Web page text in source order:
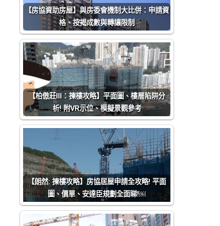
【房協資助房屋】與房委會機制大比併：申請資
格、按揭成數與轉讓限制
【柏傲莊III：揀樓攻略】平面圖、樓層陷阱分
析! 附VR示位、模擬景觀參考
【朗然: 揀樓攻略】房協居屋申請全攻略! 平面
圖、價單、安達臣規劃全面睇!￼